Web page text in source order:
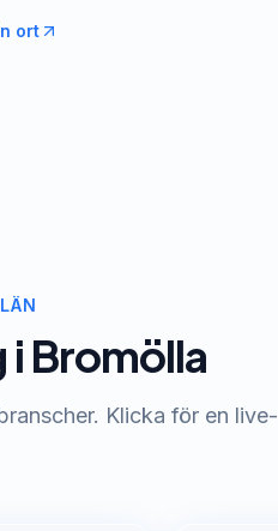
ort
Bromölla
Klicka för en live-